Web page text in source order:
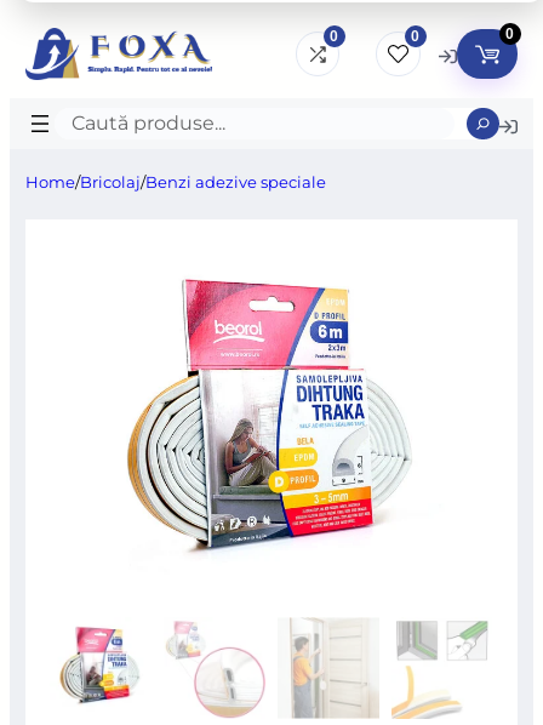
0 0 0
Caută
Home/Bricolaj/Benzi adezive speciale